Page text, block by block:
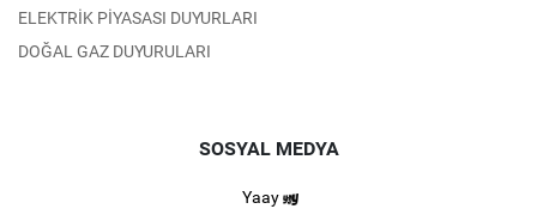
ELEKTRİK PİYASASI DUYURLARI
DOĞAL GAZ DUYURULARI
SOSYAL MEDYA
Yaay